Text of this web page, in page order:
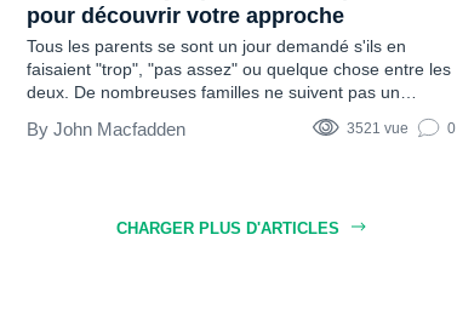
pour découvrir votre approche
Tous les parents se sont un jour demandé s'ils en
faisaient "trop", "pas assez" ou quelque chose entre les
deux. De nombreuses familles ne suivent pas un
modèle strict. Au contraire, les parents mélangent
naturellement différents types de styles parentaux en
limites, la confiance,...
John Macfadden 3521 vue 0
CHARGER PLUS D'ARTICLES